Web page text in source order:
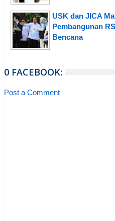
USK dan JICA
Pembangunan
Bencana
0 FACEBOOK:
Post a Comment